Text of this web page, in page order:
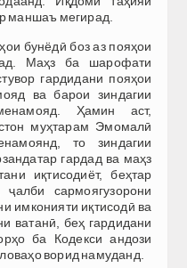
маншаъ мегирад.
бунёдӣ боз аз пояҳои
Маҳз ба шарофати
гардидани пояҳои
ва барои зиндагии
Ҳамин аст,
муҳтарам Эмомалӣ
то зиндагии
гардад ва маҳз
иқтисодиёт, беҳтар
сармоягузорони
имконияти иқтисодӣ ва
ватанӣ, беҳ гардидани
ба Кодекси андози
ворид намуданд.